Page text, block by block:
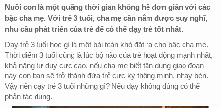
Nuôi con là một quãng thời gian không hề đơn giản với các
bậc cha mẹ. Với trẻ 3 tuổi, cha mẹ cần nắm được suy nghĩ,
nhu cầu phát triển của trẻ để có thể dạy trẻ tốt nhất.
Dạy trẻ 3 tuổi học gì là một bài toán khó đặt ra cho bậc cha mẹ.
Thời điểm 3 tuổi cũng là lúc bộ não của trẻ hoạt động mạnh nhất,
khả năng tư duy cực cao, nếu cha mẹ biết tận dụng giao đoạn
này con bạn sẽ trở thành đứa trẻ cực kỳ thông minh, nhạy bén.
Vậy nên dạy trẻ 3 tuổi những gì? Nếu dạy không đúng có thể
phản tác dụng.